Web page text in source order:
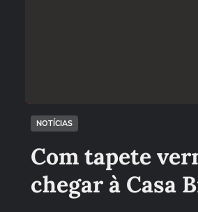
NOTÍCIAS
Com tapete
chegar à Casa